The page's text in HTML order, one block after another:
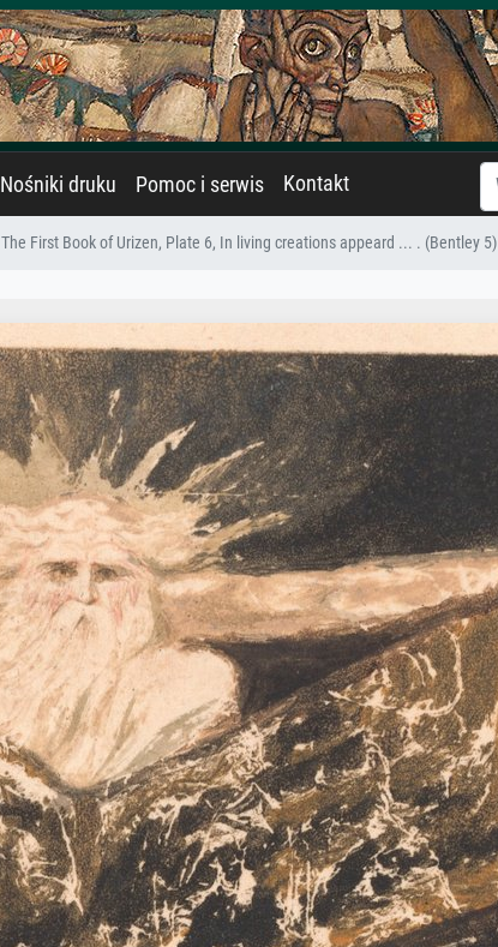
Nośniki druku Pomoc i serwis Kontakt
The First Book of Urizen, Plate 6, In living creations appeard ... . (Bentley 5)